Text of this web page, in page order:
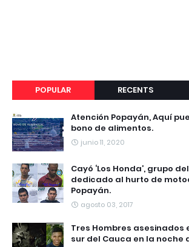
POPULAR RECENTS
Atención Popayán, Aquí
bono de alimentos.
junio 11, 2020
Cayó ‘Los Honda’, grupo
dedicado al hurto de
Popayán.
agosto 03, 2017
Tres Hombres asesinados
sur del Cauca en la noche